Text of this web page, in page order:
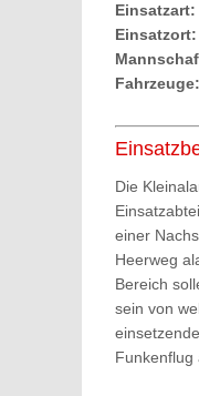
Einsatzart:
Einsatzort:
Fahrzeuge:
Die
einer
Heerweg
Bereich
sein von
Funkenflug